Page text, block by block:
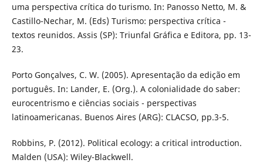
uma perspectiva crítica do turismo. In: Panosso Netto, M. &
Castillo-Nechar, M. (Eds) Turismo: perspectiva crítica -
textos reunidos. Assis (SP): Triunfal Gráfica e Editora, pp. 13-
23.
Porto Gonçalves, C. W. (2005). Apresentação da edição em
português. In: Lander, E. (Org.). A colonialidade do saber:
eurocentrismo e ciências sociais - perspectivas
latinoamericanas. Buenos Aires (ARG): CLACSO, pp.3-5.
Robbins, P. (2012). Political ecology: a critical introduction.
Malden (USA): Wiley-Blackwell.